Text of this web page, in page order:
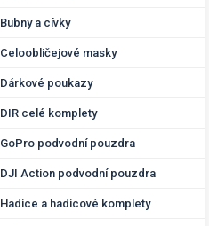
Bubny a cívky
Celoobličejové masky
Dárkové poukazy
DIR celé komplety
GoPro podvodní pouzdra
DJI Action podvodní pouzdra
Hadice a hadicové komplety